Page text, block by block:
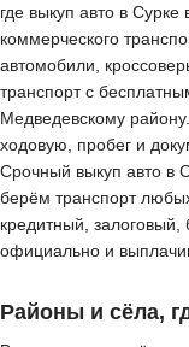
где выкуп авто в
коммерческого
автомобили,
транспорт с
Медведевскому
ходовую, пробег и
Срочный выкуп авто в
берём транспорт
кредитный,
официально и
Районы и сёла,